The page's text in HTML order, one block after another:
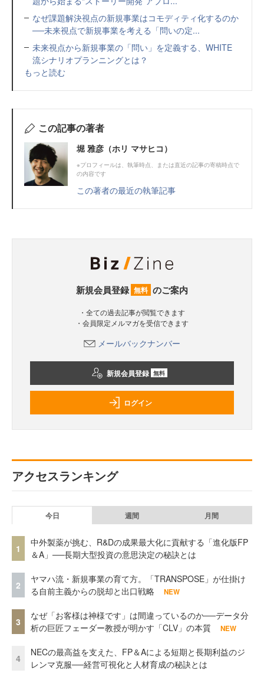
なぜ課題解決視点の新規事業はコモディティ化するのか
──未来視点で新規事業を考える「問いの定...
未来視点から新規事業の「問い」を定義する、WHITE
流シナリオプランニングとは？
もっと読む
この記事の著者
堀 雅彦（ホリ マサヒコ）
※プロフィールは、執筆時点、または直近の記事の寄稿時点で
の内容です
この著者の最近の執筆記事
新規会員登録 無料 のご案内
・全ての過去記事が閲覧できます
・会員限定メルマガを受信できます
メールバックナンバー
新規会員登録 無料
ログイン
アクセスランキング
今日 週間 月間
1
中外製薬が挑む、R&Dの成果最大化に貢献する「進化版FP
＆A」──長期大型投資の意思決定の秘訣とは
2
ヤマハ流・新規事業の育て方。「TRANSPOSE」が仕掛け
る自前主義からの脱却と出口戦略
NEW
3
なぜ「お客様は神様です」は間違っているのか──データ分
析の巨匠フェーダー教授が明かす「CLV」の本質
NEW
4
NECの最高益を支えた、FP＆Aによる短期と長期利益のジ
レンマ克服──経営可視化と人材育成の秘訣とは